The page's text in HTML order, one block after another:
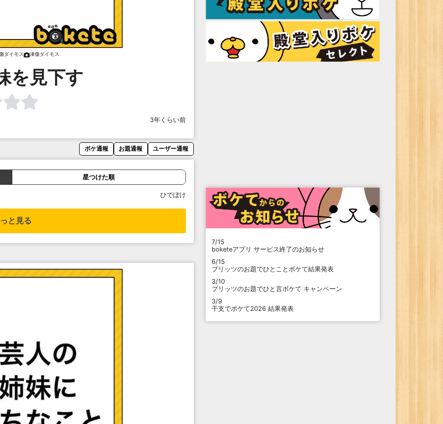
ダイモス 凍傷ダイモス
を見下す
3年くらい前
ボケ通報 お題通報 ユーザー通報
星つけた順
ひでぼけ
と見る
7/15
boketeアプリ サービス終了のお知らせ
6/15
プリッツのお題でひとことボケて結果発表
3/10
プリッツのお題でひと言ボケて キャンペーン
3/9
干支でボケて2026 結果発表